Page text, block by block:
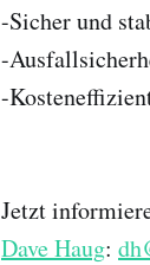
-Sicher und
-
-
Jetzt
Dave Haug: